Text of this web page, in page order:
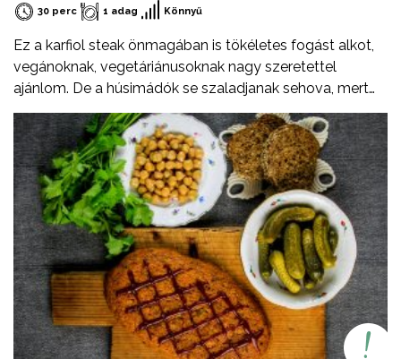
30 perc 1 adag Könnyű
Ez a karfiol steak önmagában is tökéletes fogást alkot,
vegánoknak, vegetáriánusoknak nagy szeretettel
ajánlom. De a húsimádók se szaladjanak sehova, mert
köretnek is tökéletes.